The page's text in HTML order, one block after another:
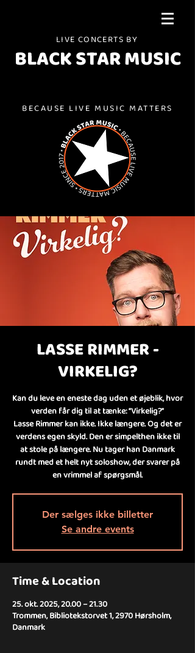
LIVE CONCERTS BY
BLACK STAR MUSIC
BECAUSE LIVE MUSIC MATTERS
LASSE RIMMER -
VIRKELIG?
Kan du leve en eneste dag uden et øjeblik, hvor
verden får dig til at tænke: “Virkelig?”
Lasse Rimmer kan ikke. Ikke længere. Og det er
verdens egen skyld. Den er simpelthen ikke til
at stole på længere. Nu tager han Danmark
rundt med et helt nyt soloshow, der svarer på
en vrimmel af spørgsmål.
Der sælges ikke billetter
Se andre events
Time & Location
25. okt. 2025, 20.00 – 21.30
Trommen, Bibliotekstorvet 1, 2970 Hørsholm,
Danmark